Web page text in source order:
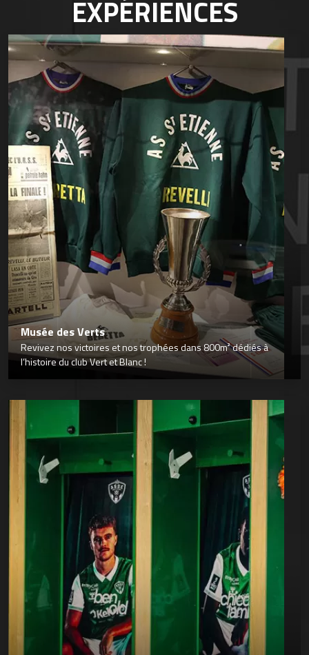
EXPÉRIENCES
Musée des Verts
Revivez nos victoires et nos trophées dans 800m² dédiés à
l’histoire du club Vert et Blanc !